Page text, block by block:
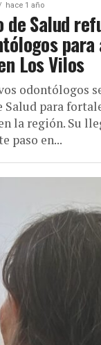
hace 1 año
de Salud
Los Vilos
odontólogos
Salud para
la región. Su
paso en...